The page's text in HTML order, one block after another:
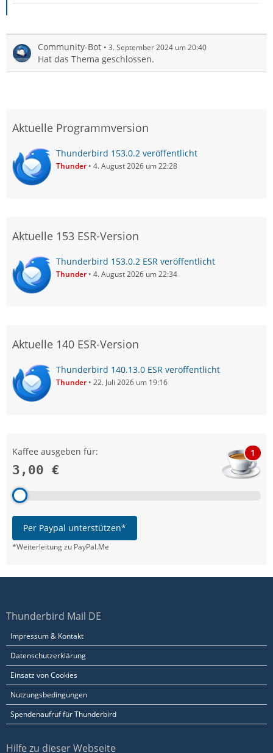
Community-Bot 3. September 2024 um 20:40
Hat das Thema geschlossen.
Aktuelle Programmversion
Thunderbird 153.0.2 veröffentlicht
Thunder 4. August 2026 um 22:28
Aktuelle 153 ESR-Version
Thunderbird 153.0.2 ESR veröffentlicht
Thunder 4. August 2026 um 22:34
Aktuelle 140 ESR-Version
Thunderbird 140.13.0 ESR veröffentlicht
Thunder 22. Juli 2026 um 19:16
Kaffee ausgeben für:
3,00 €
1
Per Paypal unterstützen*
*Weiterleitung zu PayPal.Me
Thunderbird Mail DE
Impressum & Kontakt
Datenschutzerklärung
Einsatz von Cookies
Nutzungsbedingungen
Spendenaufruf für Thunderbird
Hilfe zu dieser Webseite